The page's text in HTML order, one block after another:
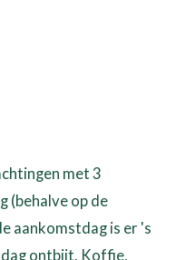
met 3
(behalve op de
aankomstdag is er 's
ontbijt. Koffie,